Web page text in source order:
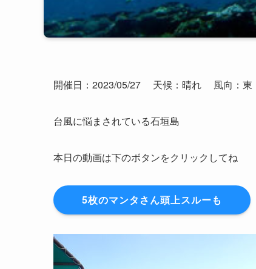
開催日：2023/05/27 天候：晴れ 風向：東
台風に悩まされている石垣島
本日の動画は下のボタンをクリックしてね
5枚のマンタさん頭上スルーも